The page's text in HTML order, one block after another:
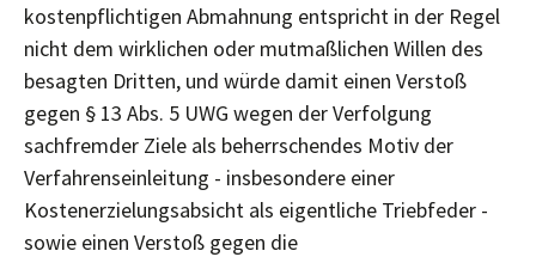
kostenpflichtigen Abmahnung entspricht in der Regel
nicht dem wirklichen oder mutmaßlichen Willen des
besagten Dritten, und würde damit einen Verstoß
gegen § 13 Abs. 5 UWG wegen der Verfolgung
sachfremder Ziele als beherrschendes Motiv der
Verfahrenseinleitung - insbesondere einer
Kostenerzielungsabsicht als eigentliche Triebfeder -
sowie einen Verstoß gegen die